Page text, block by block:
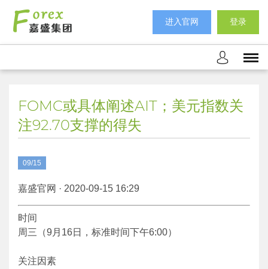
进入官网 登录
FOMC或具体阐述AIT；美元指数关
注92.70支撑的得失
09/15
嘉盛官网 · 2020-09-15 16:29
时间
周三（9月16日，标准时间下午6:00）
关注因素